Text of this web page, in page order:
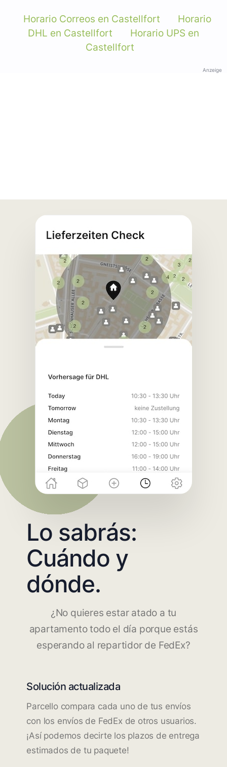
Horario Correos en Castellfort
Horario
DHL en Castellfort
Horario UPS en
Castellfort
Anzeige
Lo sabrás:
Cuándo y
dónde.
¿No quieres estar atado a tu
apartamento todo el día porque estás
esperando al repartidor de FedEx?
Solución actualizada
Parcello compara cada uno de tus envíos
con los envíos de FedEx de otros usuarios.
¡Así podemos decirte los plazos de entrega
estimados de tu paquete!